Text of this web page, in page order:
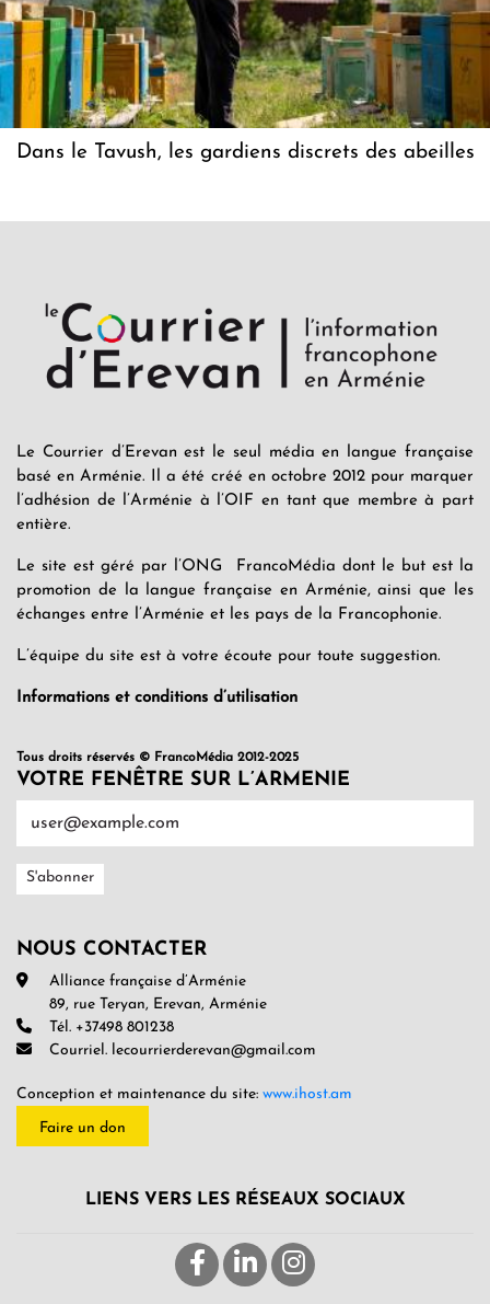
Dans le Tavush, les gardiens discrets des abeilles
Le Courrier d’Erevan est le seul média en langue française
basé en Arménie. Il a été créé en octobre 2012 pour marquer
l’adhésion de l’Arménie à l’OIF en tant que membre à part
entière.
Le site est géré par l’ONG FrancoMédia dont le but est la
promotion de la langue française en Arménie, ainsi que les
échanges entre l’Arménie et les pays de la Francophonie.
L’équipe du site est à votre écoute pour toute suggestion.
Informations et conditions d’utilisation
Tous droits réservés © FrancoMédia 2012-2025
VOTRE FENÊTRE SUR L’ARMENIE
NOUS CONTACTER
Alliance française d’Arménie
89, rue Teryan, Erevan, Arménie
Tél. +37498 801238
Courriel. lecourrierderevan@gmail.com
Conception et maintenance du site: www.ihost.am
Faire un don
LIENS VERS LES RÉSEAUX SOCIAUX